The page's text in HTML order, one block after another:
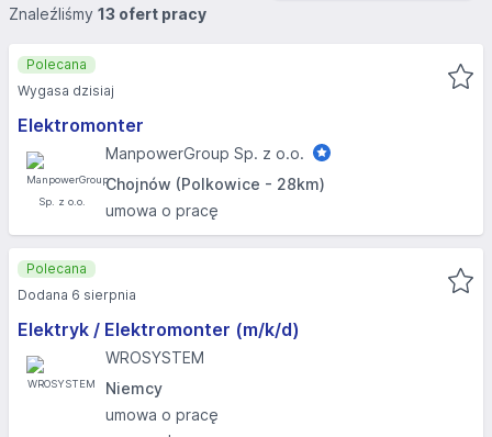
Znaleźliśmy 13 ofert pracy
Elektromonter
ManpowerGroup Sp. z o.o.
Chojnów (Polkowice - 28km)
umowa o pracę
Polecana
Wygasa dzisiaj
Elektryk / Elektromonter (m/k/d)
WROSYSTEM
Niemcy
umowa o pracę
Polecana
Dodana 6 sierpnia